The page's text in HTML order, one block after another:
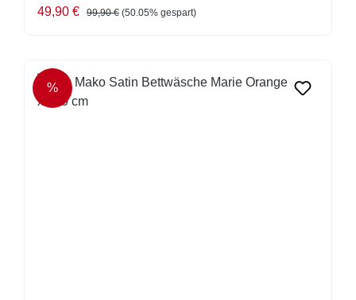
Verkaufspreis:
49,90 € Regulärer Preis:
99,90 € (50.05% gespart)
RABATT
%